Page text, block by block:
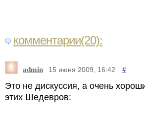
комментарии(20):
admin 15 июня 2009, 16:42 #
Это не дискуссия, а очень
этих Шедевров: